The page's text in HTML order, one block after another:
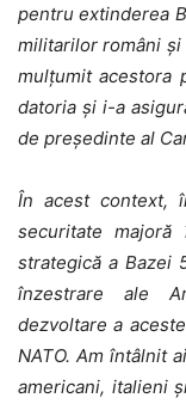
pentru extinderea
militarilor români și
mulțumit acestora
datoria și i-a
de președinte al
În acest context,
securitate
strategică a Bazei
înzestrare ale
dezvoltare a
NATO. Am întâlnit
americani, italieni